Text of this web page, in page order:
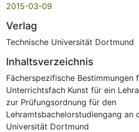
2015-03-09
Verlag
Technische Universität Dortmund
Inhaltsverzeichnis
Fächerspezifische Bestimmungen
Unterrichtsfach Kunst für ein
zur Prüfungsordnung für den
Lehramtsbachelorstudiengang an
Universität Dortmund